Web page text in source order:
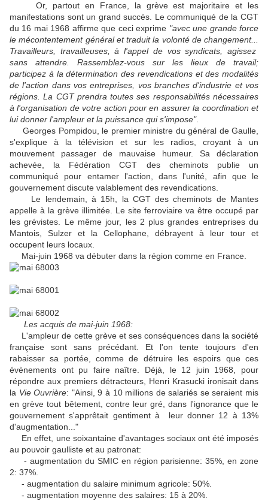
Or, partout en France, la grève est majoritaire et les
manifestations sont un grand succès. Le communiqué de la CGT
du 16 mai 1968 affirme que ceci exprime "avec une grande force
le mécontentement général et traduit la volonté de changement...
Travailleurs, travailleuses, à l'appel de vos syndicats, agissez
sans attendre. Rassemblez-vous sur les lieux de travail;
participez à la détermination des revendications et des modalités
de l'action dans vos entreprises, vos branches d'industrie et vos
régions. La CGT prendra toutes ses responsabilités nécessaires
à l'organisation de votre action pour en assurer la coordination et
lui donner l'ampleur et la puissance qui s'impose".
Georges Pompidou, le premier ministre du général de Gaulle,
s'explique à la télévision et sur les radios, croyant à un
mouvement passager de mauvaise humeur. Sa déclaration
achevée, la Fédération CGT des cheminots publie un
communiqué pour entamer l'action, dans l'unité, afin que le
gouvernement discute valablement des revendications.
Le lendemain, à 15h, la CGT des cheminots de Mantes
appelle à la grève illimitée. Le site ferroviaire va être occupé par
les grévistes. Le même jour, les 2 plus grandes entreprises du
Mantois, Sulzer et la Cellophane, débrayent à leur tour et
occupent leurs locaux.
Mai-juin 1968 va débuter dans la région comme en France.
Les acquis de mai-juin 1968:
L'ampleur de cette grève et ses conséquences dans la société
française sont sans précédant. Et l'on tente toujours d'en
rabaisser sa portée, comme de détruire les espoirs que ces
évènements ont pu faire naître. Déjà, le 12 juin 1968, pour
répondre aux premiers détracteurs, Henri Krasucki ironisait dans
la Vie Ouvrière: "Ainsi, 9 à 10 millions de salariés se seraient mis
en grève tout bêtement, contre leur gré, dans l'ignorance que le
gouvernement s'apprêtait gentiment à leur donner 12 à 13%
d'augmentation..."
En effet, une soixantaine d'avantages sociaux ont été imposés
au pouvoir gaulliste et au patronat:
- augmentation du SMIC en région parisienne: 35%, en zone
2: 37%.
- augmentation du salaire minimum agricole: 50%.
- augmentation moyenne des salaires: 15 à 20%.